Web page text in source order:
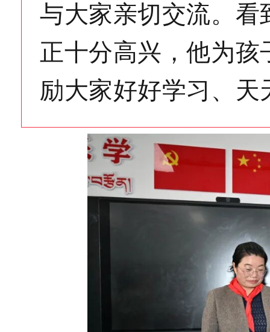
与大家亲切交流。
正十分高兴，他为
励大家好好学习、